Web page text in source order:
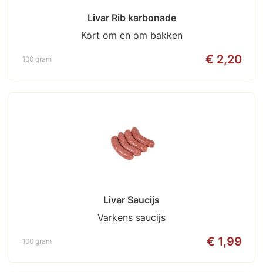
Livar Rib karbonade
Kort om en om bakken
€ 2,20
100 gram
Livar Saucijs
Varkens saucijs
€ 1,99
100 gram